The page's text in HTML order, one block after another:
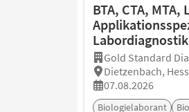
BTA, CTA,
Gold Standard
Dietzenbach,
07.08.2026
Biologielaborant